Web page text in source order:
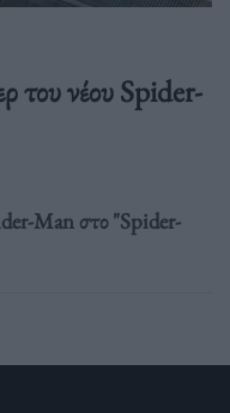
του νέου Spider-
Man στο "Spider-